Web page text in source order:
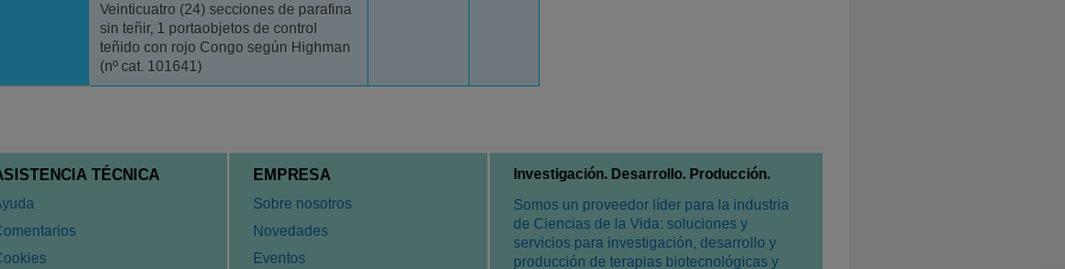
Veinticuatro (24) secciones de parafina
sin teñir, 1 portaobjetos de control
teñido con rojo Congo según Highman
(nº cat. 101641)
TÉCNICA EMPRESA
Sobre nosotros
Novedades
Eventos
Investigación. Desarrollo. Producción.
Somos un proveedor líder para la industria
de Ciencias de la Vida: soluciones y
servicios para investigación, desarrollo y
producción de terapias biotecnológicas y